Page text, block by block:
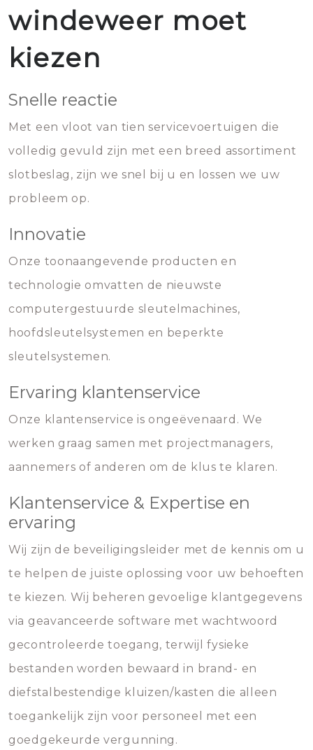
windeweer moet
kiezen
Snelle reactie
Met een vloot van tien servicevoertuigen die
volledig gevuld zijn met een breed assortiment
slotbeslag, zijn we snel bij u en lossen we uw
probleem op.
Innovatie
Onze toonaangevende producten en
technologie omvatten de nieuwste
computergestuurde sleutelmachines,
hoofdsleutelsystemen en beperkte
sleutelsystemen.
Ervaring klantenservice
Onze klantenservice is ongeëvenaard. We
werken graag samen met projectmanagers,
aannemers of anderen om de klus te klaren.
Klantenservice & Expertise en
ervaring
Wij zijn de beveiligingsleider met de kennis om u
te helpen de juiste oplossing voor uw behoeften
te kiezen. Wij beheren gevoelige klantgegevens
via geavanceerde software met wachtwoord
gecontroleerde toegang, terwijl fysieke
bestanden worden bewaard in brand- en
diefstalbestendige kluizen/kasten die alleen
toegankelijk zijn voor personeel met een
goedgekeurde vergunning.